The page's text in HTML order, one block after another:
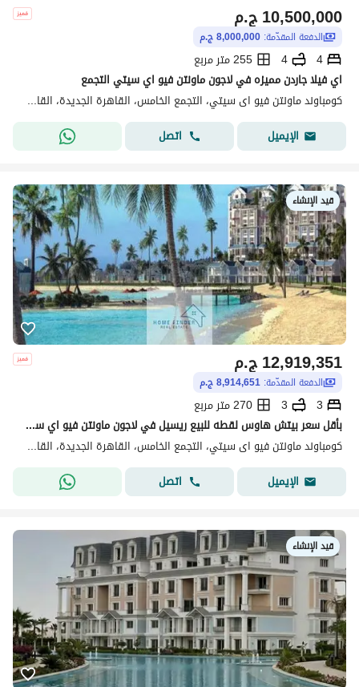
ج.م10,500,000
الدفعة المقدّمة: 8,000,000 ج.م
4
4
255 متر مربع
اي فيلا جاردن مميزه في لاجون ماونتن فيو اي سيتي التجمع
كومباوند ماونتن فيو اى سيتي، التجمع الخامس، القاهرة الجديدة، القاهرة
الإيميل
اتصل
قيد الإنشاء
ج.م12,919,351
الدفعة المقدّمة: 8,914,651 ج.م
3
3
270 متر مربع
بأقل سعر بيتش هاوس لقطه للبيع ريسيل في لاجون ماونتن فيو اي سيتي التجمع
كومباوند ماونتن فيو اى سيتي، التجمع الخامس، القاهرة الجديدة، القاهرة
الإيميل
اتصل
قيد الإنشاء